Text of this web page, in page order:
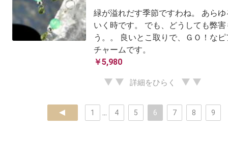
緑が溢れだす季節ですわね。 あら
いく時です。 でも、どうしても弊
う。。 良いとこ取りで、ＧＯ！な
チャームです。
￥5,980
詳細をひらく
prev 1 4 5 6 7 8 9